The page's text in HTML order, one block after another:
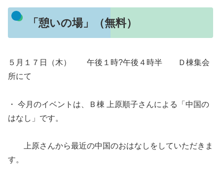
「憩いの場」（無料）
５月１７日（木） 午後１時?午後４時半 Ｄ棟集会
所にて
・ 今月のイベントは、Ｂ棟 上原順子さんによる「中国の
はなし」です。
上原さんから最近の中国のおはなしをしていただきま
す。